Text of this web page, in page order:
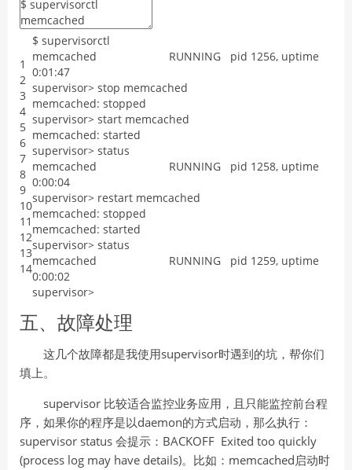
1
2
3
4
5
6
7
8
9
10
11
12
13
14
$ supervisorctl
memcached
RUNNING pid 1256, uptime
0:01 :47
supervisor> stop memcached
memcached: stopped
supervisor> start memcached
memcached: started
supervisor> status
memcached
RUNNING pid 1258, uptime
0:00:04
supervisor> restart memcached
memcached: stopped
memcached: started
supervisor> status
memcached
RUNNING pid 1259, uptime
0:00:02
supervisor>
五、故障处理
这几个故障都是我使用supervisor时遇到的坑，帮你们
填上。
supervisor 比较适合监控业务应用，且只能监控前台程
序，如果你的程序是以daemon的方式启动，那么执行：
supervisor status 会提示：BACKOFF Exited too quickly
(process log may have details)。比如：memcached启动时